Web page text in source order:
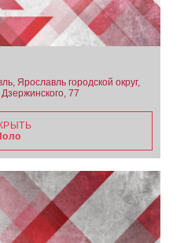
Ярославль городской округ,
77